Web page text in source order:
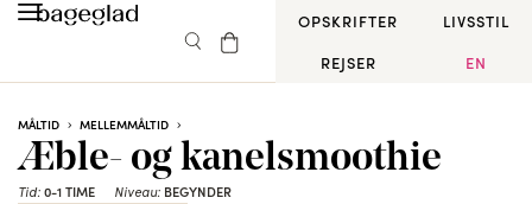
OPSKRIFTER
LIVSSTIL
REJSER
EN
MÅLTID MELLEMMÅLTID
Æble- og kanelsmoothie
Tid:0-1 TIME Niveau: BEGYNDER